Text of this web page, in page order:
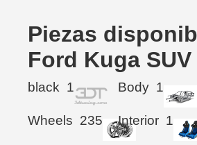
Piezas
Ford Kuga SUV
black 1 Body 1
Wheels 235 Interior 1